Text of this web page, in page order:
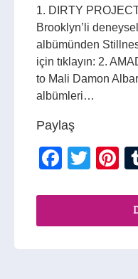
1. DIRTY
Brooklyn’li
albümünden
için tıklayın: 2.
to Mali Damon
albümleri…
Paylaş